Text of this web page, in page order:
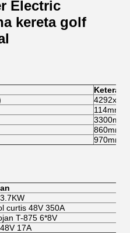
Electric
kereta golf
114mm
3300mm
860mm
970mm
curtis 48V 350A
T-875 6*8V
17A